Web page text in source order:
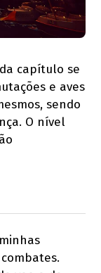
capítulo se
e aves
sendo
O nível